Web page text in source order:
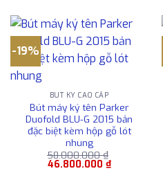
-19%
BÚT KÝ CAO CẤP
Bút máy ký tên Parker
Duofold BLU-G 2015 bản
đặc biệt kèm hộp gỗ lót
nhung
58.000.000₫
Giá
46.800.000 ₫Giá